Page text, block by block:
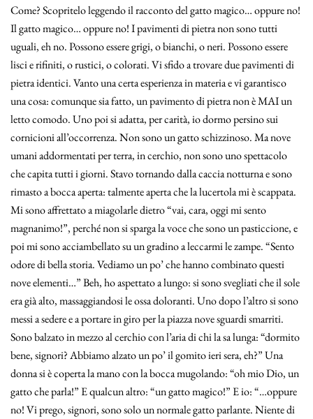
Come? Scopritelo leggendo il racconto del gatto magico… oppure no!
Il gatto magico… oppure no! I pavimenti di pietra non sono tutti
uguali, eh no. Possono essere grigi, o bianchi, o neri. Possono essere
lisci e rifiniti, o rustici, o colorati. Vi sfido a trovare due pavimenti di
pietra identici. Vanto una certa esperienza in materia e vi garantisco
una cosa: comunque sia fatto, un pavimento di pietra non è MAI un
letto comodo. Uno poi si adatta, per carità, io dormo persino sui
cornicioni all’occorrenza. Non sono un gatto schizzinoso. Ma nove
umani addormentati per terra, in cerchio, non sono uno spettacolo
che capita tutti i giorni. Stavo tornando dalla caccia notturna e sono
rimasto a bocca aperta: talmente aperta che la lucertola mi è scappata.
Mi sono affrettato a miagolarle dietro “vai, cara, oggi mi sento
magnanimo!”, perché non si sparga la voce che sono un pasticcione, e
poi mi sono acciambellato su un gradino a leccarmi le zampe. “Sento
odore di bella storia. Vediamo un po’ che hanno combinato questi
nove elementi…” Beh, ho aspettato a lungo: si sono svegliati che il sole
era già alto, massaggiandosi le ossa doloranti. Uno dopo l’altro si sono
messi a sedere e a portare in giro per la piazza nove sguardi smarriti.
Sono balzato in mezzo al cerchio con l’aria di chi la sa lunga: “dormito
bene, signori? Abbiamo alzato un po’ il gomito ieri sera, eh?” Una
donna si è coperta la mano con la bocca mugolando: “oh mio Dio, un
gatto che parla!” E qualcun altro: “un gatto magico!” E io: “…oppure
no! Vi prego, signori, sono solo un normale gatto parlante. Niente di